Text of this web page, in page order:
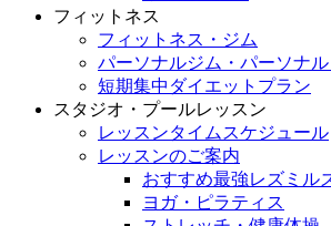
フィットネス
フィットネス・ジム
パーソナルジム・パーソナ
短期集中ダイエットプラン
スタジオ・プールレッスン
レッスンタイムスケジュール
レッスンのご案内
おすすめ最強レズミル
ヨガ・ピラティス